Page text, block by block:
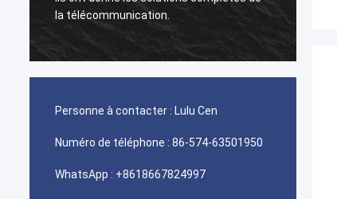
fonctionne excellent, notre client est très
satisfaisant avec la qualité.
Personne à contacter : Lulu Cen
Numéro de téléphone : 86-574-63501950
WhatsApp : +8618667824997